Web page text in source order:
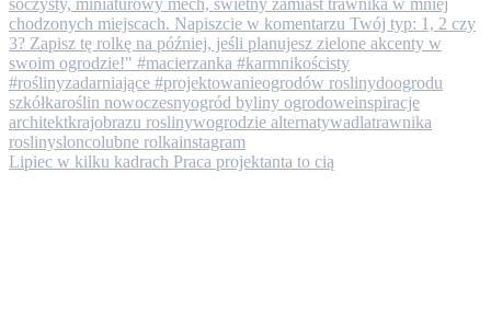
Lipiec w kilku kadrach ​Praca projektanta to cią